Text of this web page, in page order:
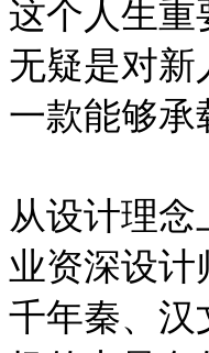
这个人生重
无疑是对新
一款能够承
从设计理
业资深设计
千年秦、汉